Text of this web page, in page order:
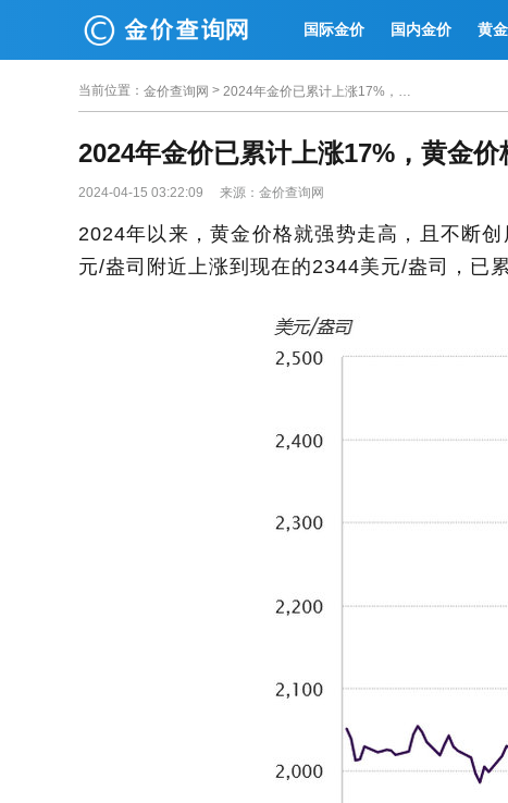
国际金价 国内金价 黄
当前位置 ： 金价查询网 > 2024年金价已累计上涨17%，黄金价格上涨背后的驱动因素是哪些
2024年金价已累计上涨17%，黄金
2024-04-15 03:22:09 来源：金价查询网
2024年以来，黄金价格就强势走高，且不断
元/盎司附近上涨到现在的2344美元/盎司，已